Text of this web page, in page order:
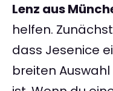
Lenz aus
helfen.
dass Jesenice
breiten